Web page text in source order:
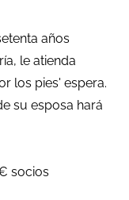
años
le atienda
los pies' espera.
su esposa hará
socios